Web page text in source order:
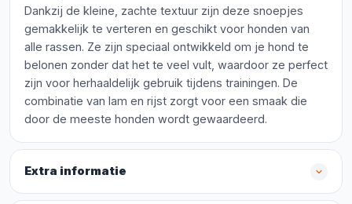
Dankzij de kleine, zachte textuur zijn deze snoepjes
gemakkelijk te verteren en geschikt voor honden van
alle rassen. Ze zijn speciaal ontwikkeld om je hond te
belonen zonder dat het te veel vult, waardoor ze perfect
zijn voor herhaaldelijk gebruik tijdens trainingen. De
combinatie van lam en rijst zorgt voor een smaak die
door de meeste honden wordt gewaardeerd.
Extra informatie